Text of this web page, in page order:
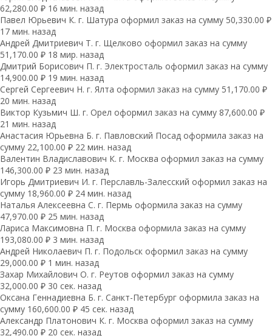
62,280.00 ₽ 16 мин. назад
Павел Юрьевич К. г. Шатура оформил заказ на сумму 50,330.00 ₽
17 мин. назад
Андрей Дмитриевич Т. г. Щелково оформил заказ на сумму
51,170.00 ₽ 18 мир. назад
Дмитрий Борисович П. г. Электросталь оформил заказ на сумму
14,900.00 ₽ 19 мин. назад
Сергей Сергеевич Н. г. Ялта оформил заказ на сумму 51,170.00 ₽
20 мин. назад
Виктор Кузьмич Ш. г. Орел оформил заказ на сумму 87,600.00 ₽
21 мин. назад
Анастасия Юрьевна Б. г. Павловский Посад оформила заказ на
сумму 22,100.00 ₽ 22 мин. назад
Валентин Владиславович К. г. Москва оформил заказ на сумму
146,300.00 ₽ 23 мин. назад
Игорь Дмитриевич И. г. Перславль-Залесский оформил заказ на
сумму 18,960.00 ₽ 24 мин. назад
Наталья Алексеевна С. г. Пермь оформила заказ на сумму
47,970.00 ₽ 25 мин. назад
Лариса Максимовна П. г. Москва оформила заказ на сумму
193,080.00 ₽ 3 мин. назад
Андрей Николаевич П. г. Подольск оформил заказ на сумму
29,000.00 ₽ 1 мин. назад
Захар Михайлович О. г. Реутов оформил заказ на сумму
32,000.00 ₽ 30 сек. назад
Оксана Геннадиевна Б. г. Санкт-Петербург оформила заказ на
сумму 160,600.00 ₽ 45 сек. назад
Александр Платонович К. г. Москва оформил заказ на сумму
32,490.00 ₽ 20 сек. назад